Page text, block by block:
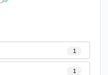
1
1